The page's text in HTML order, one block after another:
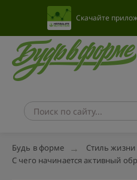
Скачайте
Будь в форме
Стиль жизни
С чего начинается активный